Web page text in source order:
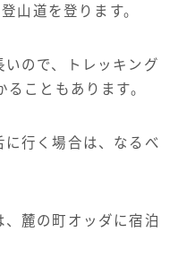
山道を登ります。
ので、トレッキング
こともあります。
行く場合は、なるべ
、麓の町オッダに宿泊